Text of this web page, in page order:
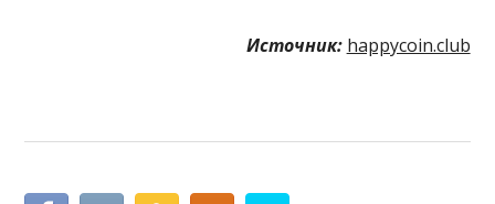
Источник: happycoin.club